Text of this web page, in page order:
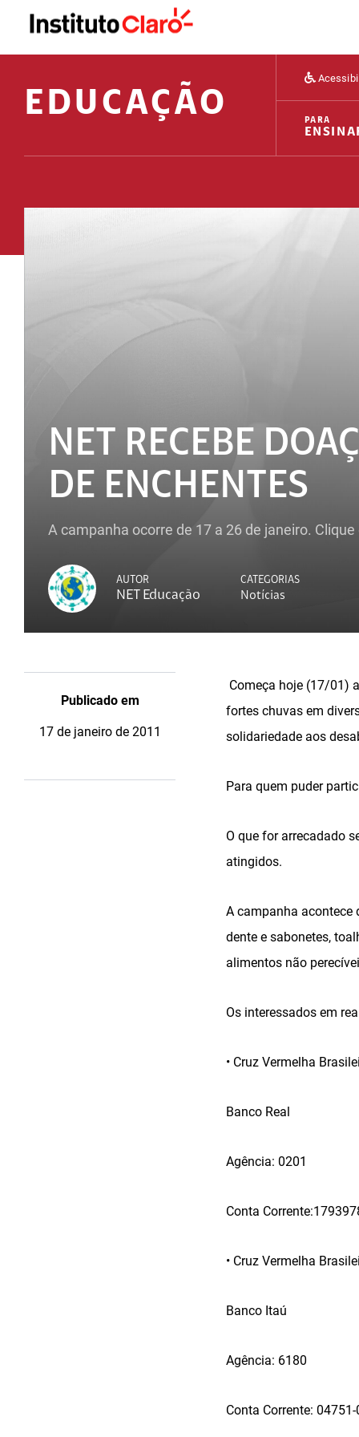
EDUCAÇÃO PARA
NET RECEBE
DE ENCHENTES
A campanha ocorre de 17 a 26 de janeiro.
AUTOR
NET Educação
CATEGORIAS
Notícias
Publicado em
17 de janeiro de 2011
Começa hoje (17/01)
fortes chuvas em
solidariedade aos
Para quem puder
O que for arrecadado
atingidos.
A campanha acontece
dente e sabonetes,
alimentos não
Os interessados em
• Cruz Vermelha
Banco Real
Agência: 0201
Conta
• Cruz Vermelha
Banco Itaú
Agência: 6180
Conta Corrente: 04751-